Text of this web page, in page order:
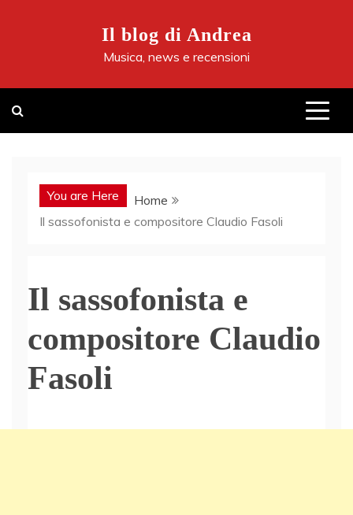
Il blog di Andrea
Musica, news e recensioni
You are Here
Home
Il sassofonista e compositore Claudio Fasoli
Il sassofonista e
compositore Claudio
Fasoli